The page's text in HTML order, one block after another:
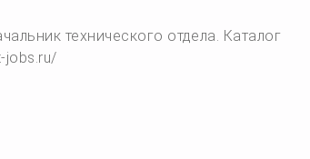
технического отдела. Каталог
jobs.ru/